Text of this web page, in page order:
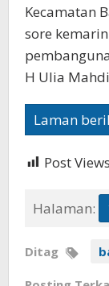
Kecamatan
sore
H Ulia
Laman
Post
Halaman:
Ditag